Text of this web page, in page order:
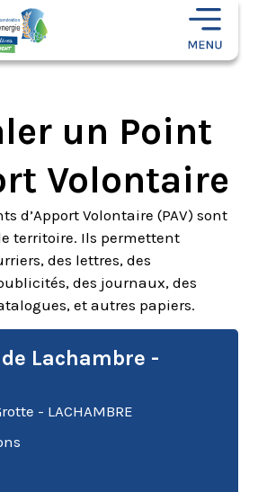
un Point
Volontaire
d’Apport Volontaire (PAV) sont
territoire. Ils permettent
des lettres, des
des journaux, des
et autres papiers.
Lachambre -
- LACHAMBRE